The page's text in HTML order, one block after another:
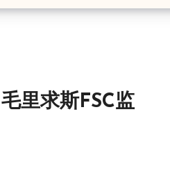
里求斯FSC监